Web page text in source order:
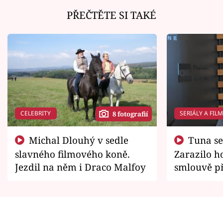
PŘEČTĚTE SI TAKÉ
CELEBRITY 8 fotografií
slavného filmového koně.
Jezdil na něm i Draco Malfoy
SERIÁLY A
Zarazilo
smlouvě